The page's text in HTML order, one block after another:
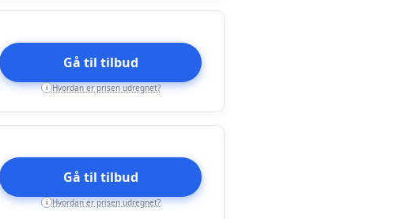
Gå til tilbud
i Hvordan er prisen udregnet?
Gå til tilbud
i Hvordan er prisen udregnet?